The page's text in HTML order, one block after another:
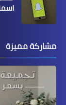
مشاركة مميزة